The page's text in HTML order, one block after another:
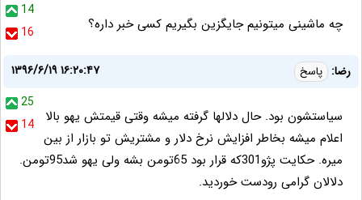
14
16
چه ماشینی میتونیم جایگزین بگیریم کسی خبر داره؟
رضا: پاسخ
۱۳۹۶/۶/۱۹ ۱۶:۲۰:۴۷
25
14
سیاستشون بود. حال دلالها گرفته میشه وقتی قیمتش یهو بالا
اعلام میشه بخاطر افزایش نرخ دلار و مشتریش تو بازار از بین
میره. حکایت پژو301که قرار بود 65تومن بشه ولی یهو شد95تومن.
دلالان گرامی رودست خوردید.